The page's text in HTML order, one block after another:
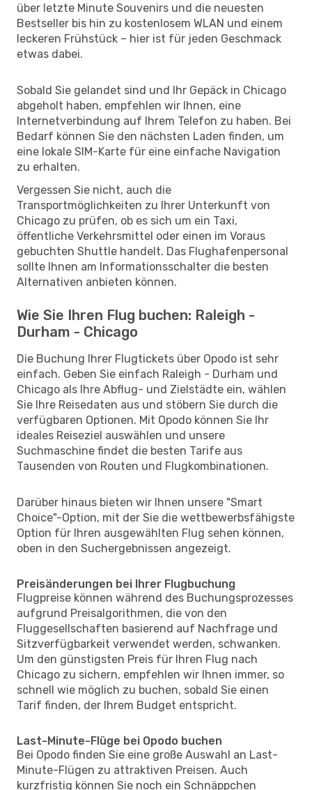
über letzte Minute Souvenirs und die neuesten
Bestseller bis hin zu kostenlosem WLAN und einem
leckeren Frühstück – hier ist für jeden Geschmack
etwas dabei.
Sobald Sie gelandet sind und Ihr Gepäck in Chicago
abgeholt haben, empfehlen wir Ihnen, eine
Internetverbindung auf Ihrem Telefon zu haben. Bei
Bedarf können Sie den nächsten Laden finden, um
eine lokale SIM-Karte für eine einfache Navigation
zu erhalten.
Vergessen Sie nicht, auch die
Transportmöglichkeiten zu Ihrer Unterkunft von
Chicago zu prüfen, ob es sich um ein Taxi,
öffentliche Verkehrsmittel oder einen im Voraus
gebuchten Shuttle handelt. Das Flughafenpersonal
sollte Ihnen am Informationsschalter die besten
Alternativen anbieten können.
Wie Sie Ihren Flug buchen: Raleigh -
Durham - Chicago
Die Buchung Ihrer Flugtickets über Opodo ist sehr
einfach. Geben Sie einfach Raleigh - Durham und
Chicago als Ihre Abflug- und Zielstädte ein, wählen
Sie Ihre Reisedaten aus und stöbern Sie durch die
verfügbaren Optionen. Mit Opodo können Sie Ihr
ideales Reiseziel auswählen und unsere
Suchmaschine findet die besten Tarife aus
Tausenden von Routen und Flugkombinationen.
Darüber hinaus bieten wir Ihnen unsere "Smart
Choice"-Option, mit der Sie die wettbewerbsfähigste
Option für Ihren ausgewählten Flug sehen können,
oben in den Suchergebnissen angezeigt.
Preisänderungen bei Ihrer Flugbuchung
Flugpreise können während des Buchungsprozesses
aufgrund Preisalgorithmen, die von den
Fluggesellschaften basierend auf Nachfrage und
Sitzverfügbarkeit verwendet werden, schwanken.
Um den günstigsten Preis für Ihren Flug nach
Chicago zu sichern, empfehlen wir Ihnen immer, so
schnell wie möglich zu buchen, sobald Sie einen
Tarif finden, der Ihrem Budget entspricht.
Last-Minute-Flüge bei Opodo buchen
Bei Opodo finden Sie eine große Auswahl an Last-
Minute-Flügen zu attraktiven Preisen. Auch
kurzfristig können Sie noch ein Schnäppchen